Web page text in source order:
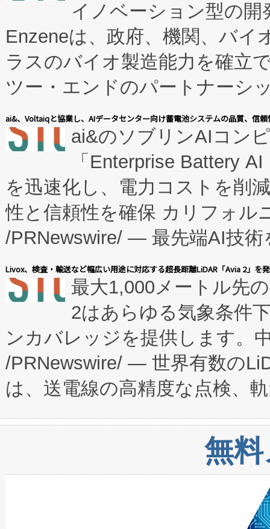
イノベーション型の
Enzeneは、政府、機関、バイ
ラスのバイオ製造能力を確立
ツー・エンドのパートナーシ
表しました。 同社の実績ある
manufacturing™ (FCCM™) プ
たNeXは、バイオ医薬品製造
従来のフェッドバッチ施設の
に、患者やサプライチェーン
キー方式で拡張性が高く、持
す。FCCM‑を活用した現地生
患者にとっての費用負担を大
のアクセスを大幅に拡大する
Fully-Connected Continuous
プログラムには、施設設計・
に関する技術移転および知的
構造化トレーニングカリキュ
上げおよび商用化段階におけ
設備整備および立ち上げ調整
加組織は、Enzeneのバイオ
選定された製品について、自
ai&、Voltaiqと協業し、AIデータセンター向け蓄電池システムの品質、信
ai&のソブリンAIコン
「Enterprise Battery
を迅速化し、電力コストを削
性と信頼性を確保 カリフォル
/PRNewswire/ — 最先端AI技術
会社エーアイ・アンド：本社
President原信平）と、エンタ
ードするVoltaiqは、日本にあ
ーエネルギー貯蔵システム（
た。 Voltaiq独自のAI搭載プラ
定、統合、導入、運用に至る
安全性を追跡し、確保する事
増加しているデータセンター
る電力網に大きな負担をかけ
事業者の負担軽減という課題
系統連系を迅速にし、ピーク
Livox、検査・輸送など幅広い用途に対応する超長距離LiDAR「Avia 2」を
最大1,000メートル先
2はあらゆる気象条件
ンカバレッジを提供します。
/PRNewswire/ — 世界有数の
は、送電線の高精度な点検、
や穀物倉庫におけるバルク材
リューション「Avia 2」を発
したAvia 2は、1,000メート
狭視野のFOVを切り替えるこ
ケーブル、枝などの細かな対
無